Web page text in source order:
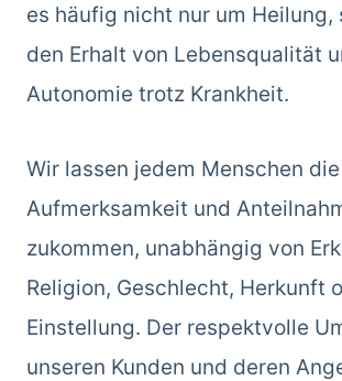
es häufig nicht nur um Heilung,
den Erhalt von Lebensqualität
Autonomie trotz Krankheit.
Wir lassen jedem Menschen
Aufmerksamkeit und
zukommen, unabhängig von
Religion, Geschlecht, Herkunft
Einstellung. Der respektvolle
unseren Kunden und deren